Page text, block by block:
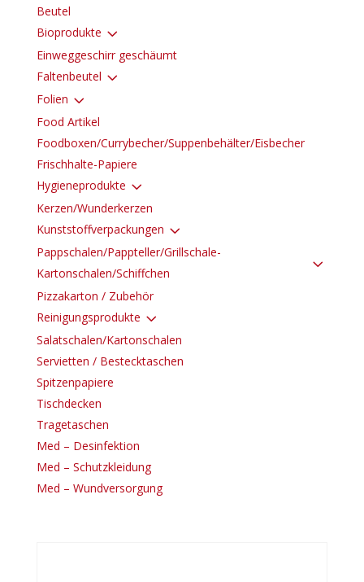
Beutel
Bioprodukte 3
Einweggeschirr geschäumt
Faltenbeutel 3
Folien 3
Food Artikel
Foodboxen/Currybecher/Suppenbehälter/Eisbecher
Frischhalte-Papiere
Hygieneprodukte 3
Kerzen/Wunderkerzen
Kunststoffverpackungen 3
Pappschalen/Pappteller/Grillschale-
Kartonschalen/Schiffchen
3
Pizzakarton / Zubehör
Reinigungsprodukte 3
Salatschalen/Kartonschalen
Servietten / Bestecktaschen
Spitzenpapiere
Tischdecken
Tragetaschen
Med – Desinfektion
Med – Schutzkleidung
Med – Wundversorgung